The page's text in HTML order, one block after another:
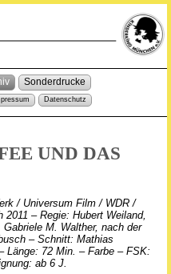
Sonderdrucke
Datenschutz
UND DAS
/ Universum Film / WDR /
– Regie: Hubert Weiland,
M. Walther, nach der
– Schnitt: Mathias
Länge: 72 Min. – Farbe – FSK:
ab 6 J.